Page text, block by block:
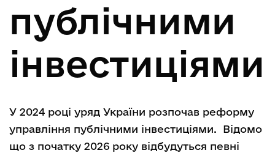
публічними
інвестиціями
У 2024 році уряд України розпочав реформу
управління публічними інвестиціями. Відомо
що з початку 2026 року відбудуться певні